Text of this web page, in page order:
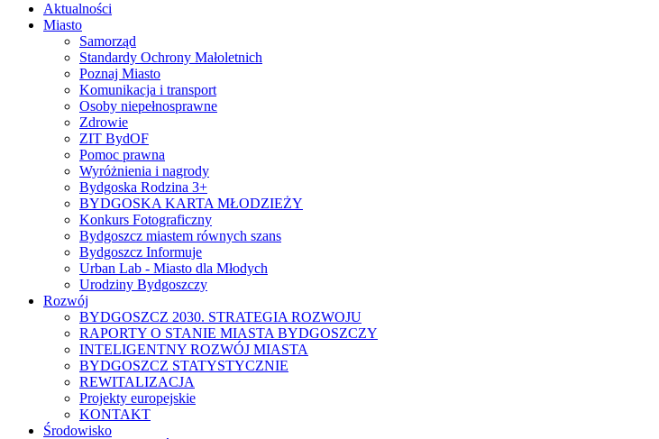
Aktualności
Miasto
Samorząd
Standardy Ochrony Małoletnich
Poznaj Miasto
Komunikacja i transport
Osoby niepełnosprawne
Zdrowie
ZIT BydOF
Pomoc prawna
Wyróżnienia i nagrody
Bydgoska Rodzina 3+
BYDGOSKA KARTA MŁODZIEŻY
Konkurs Fotograficzny
Bydgoszcz miastem równych szans
Bydgoszcz Informuje
Urban Lab - Miasto dla Młodych
Urodziny Bydgoszczy
Rozwój
BYDGOSZCZ 2030. STRATEGIA ROZWOJU
RAPORTY O STANIE MIASTA BYDGOSZCZY
INTELIGENTNY ROZWÓJ MIASTA
BYDGOSZCZ STATYSTYCZNIE
REWITALIZACJA
Projekty europejskie
KONTAKT
Środowisko